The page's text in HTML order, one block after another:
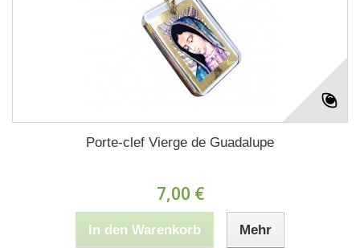
Porte-clef Vierge de Guadalupe
7,00 €
In den Warenkorb Mehr